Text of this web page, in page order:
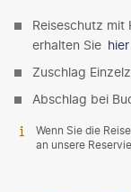
Reiseschutz mit
erhalten Sie hier
Zuschlag
Abschlag bei
Wenn Sie die
an unsere